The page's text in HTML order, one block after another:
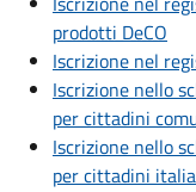
prodotti DeCO
Iscrizione nel
Iscrizione nello
per cittadini
Iscrizione nello
per cittadini